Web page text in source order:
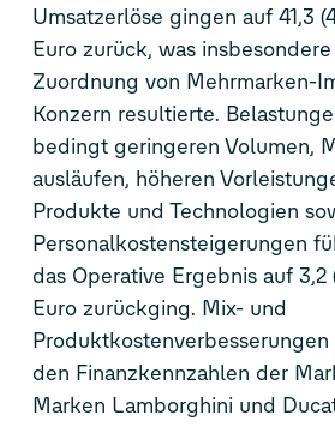
Umsatzerlöse gingen auf 41,3
Euro zurück, was
Zuordnung von Mehrmarken-
Konzern resultierte.
bedingt geringeren Volumen,
ausläufen, höheren
Produkte und Technologien
Personalkostensteigerungen
das Operative Ergebnis auf 3,2
Euro zurückging. Mix- und
den Finanzkennzahlen der
Marken Lamborghini und